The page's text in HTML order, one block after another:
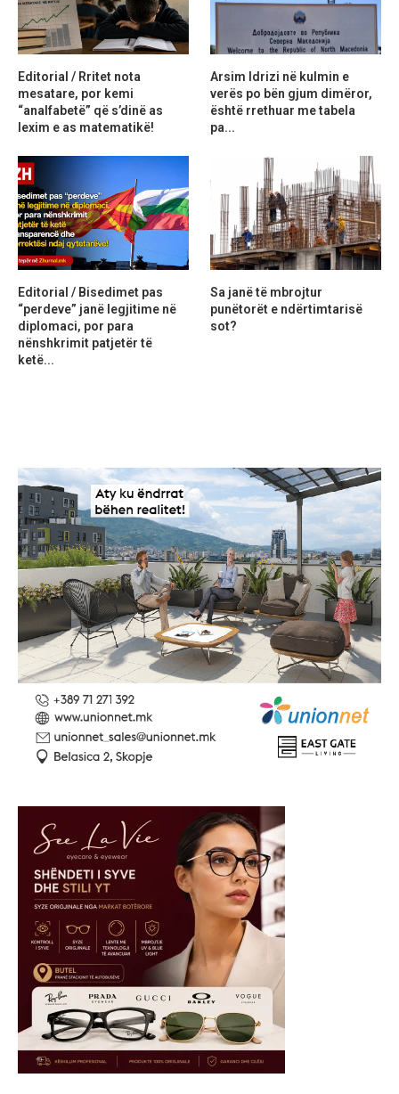
Editorial / Rritet nota
mesatare, por kemi
“analfabetë” që s’dinë as
lexim e as matematikë!
Arsim Idrizi në kulmin e
verës po bën gjum dimëror,
është rrethuar me tabela
pa...
Editorial / Bisedimet pas
“perdeve” janë legjitime në
diplomaci, por para
nënshkrimit patjetër të
ketë...
Sa janë të mbrojtur
punëtorët e ndërtimtarisë
sot?